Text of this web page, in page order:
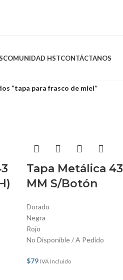
COMUNIDAD HSTCONTÁCTANOS
“tapa para frasco de miel”
Tapa Metálica 43
MM S/Botón
Dorado
Negra
Rojo
No Disponible / A Pedido
$79 IVA Incluido